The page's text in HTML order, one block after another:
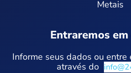
Metais
Entraremos
Informe seus dados ou entre
através do